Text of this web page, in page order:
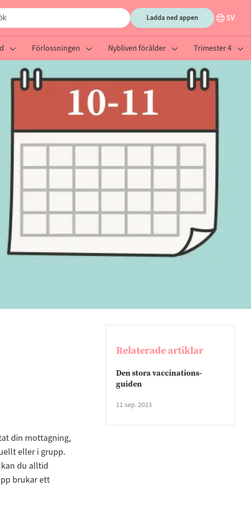
Ladda ned appen SV
Förlossningen Nybliven förälder Trimester 4
din mottagning,
eller i grupp.
du alltid
brukar ett
Relaterade artiklar
Den stora vaccinations-
guiden
11 sep. 2023